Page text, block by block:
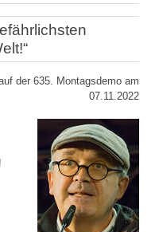
der 635. Montagsdemo am
07.11.2022